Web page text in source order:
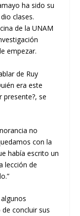
ha sido su
clases.
de la UNAM
empezar.
de Ruy
era este
presente?, se
no
con la
había escrito un
lección de
.”
concluir sus